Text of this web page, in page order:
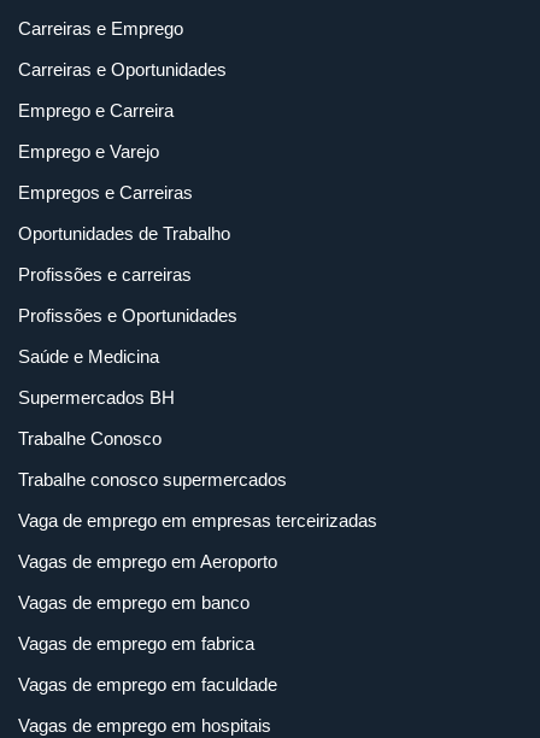
Carreiras e Emprego
Carreiras e Oportunidades
Emprego e Carreira
Emprego e Varejo
Empregos e Carreiras
Oportunidades de Trabalho
Profissões e carreiras
Profissões e Oportunidades
Saúde e Medicina
Supermercados BH
Trabalhe Conosco
Trabalhe conosco supermercados
Vaga de emprego em empresas terceirizadas
Vagas de emprego em Aeroporto
Vagas de emprego em banco
Vagas de emprego em fabrica
Vagas de emprego em faculdade
Vagas de emprego em hospitais